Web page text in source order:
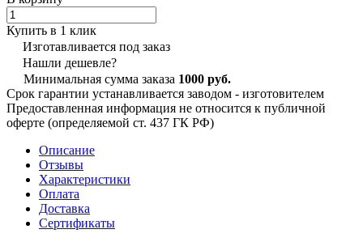
Купить в 1 клик
Изготавливается под заказ
Нашли дешевле?
Минимальная сумма заказа 1000 руб.
Срок гарантии устанавливается заводом - изготовителем
Предоставленная информация не относится к публичной
оферте (определяемой ст. 437 ГК РФ)
Описание
Отзывы
Характеристики
Оплата
Доставка
Сертификаты